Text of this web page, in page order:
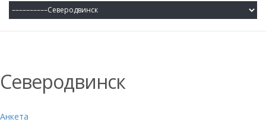
Северодвинск
Анкета